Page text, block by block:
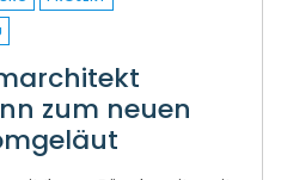
zum neuen
mit Ihrem Büro bereits seit